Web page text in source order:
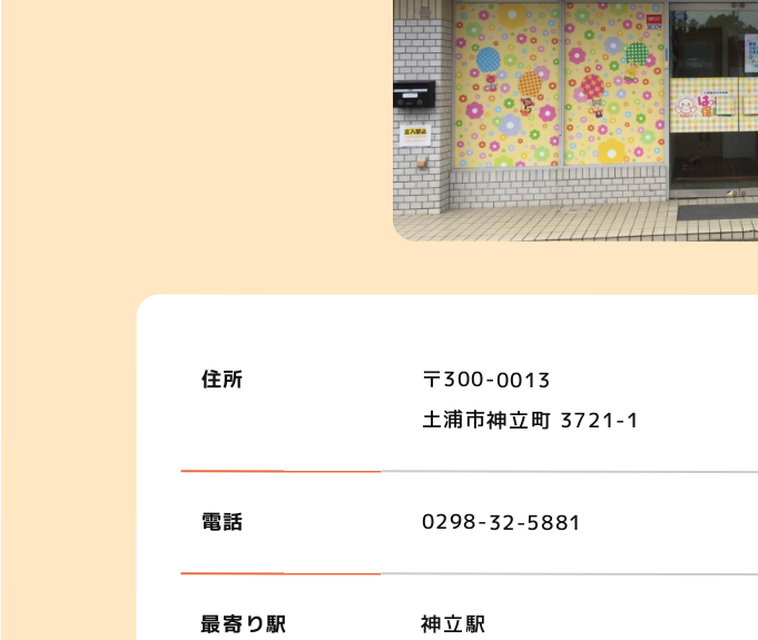
住所 〒300-0013
土浦市神立町 3721-1
電話 0298-32-5881
最寄り駅 神立駅